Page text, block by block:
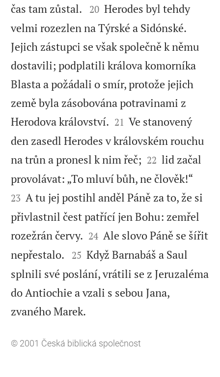
čas tam zůstal. 

20 Herodes byl tehdy
velmi rozezlen na Týrské a Sidónské.
Jejich zástupci se však společně k němu
dostavili; podplatili králova komorníka
Blasta a požádali o smír, protože jejich
země byla zásobována potravinami z
Herodova království. 

21 Ve stanovený
den zasedl Herodes v královském rouchu
na trůn a pronesl k nim řeč; 

22 lid začal
provolávat: „To mluví bůh, ne člověk!“
23 A tu jej postihl anděl Páně za to, že si
přivlastnil čest patřící jen Bohu: zemřel
rozežrán červy. 

24 Ale slovo Páně se šířit
nepřestalo. 

25 Když Barnabáš a Saul
splnili své poslání, vrátili se z Jeruzaléma
do Antiochie a vzali s sebou Jana,
zvaného Marek.
© 2001 Česká biblická společnost